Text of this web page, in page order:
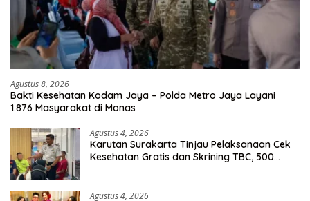
Agustus 8, 2026
Bakti Kesehatan Kodam Jaya – Polda Metro Jaya Layani
1.876 Masyarakat di Monas
Agustus 4, 2026
Karutan Surakarta Tinjau Pelaksanaan Cek
Kesehatan Gratis dan Skrining TBC, 500
Agustus 4, 2026